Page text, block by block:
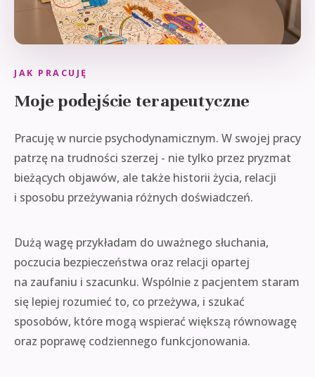
JAK PRACUJĘ
Moje podejście terapeutyczne
Pracuję w nurcie psychodynamicznym. W swojej pracy
patrzę na trudności szerzej - nie tylko przez pryzmat
bieżących objawów, ale także historii życia, relacji
i sposobu przeżywania różnych doświadczeń.
Dużą wagę przykładam do uważnego słuchania,
poczucia bezpieczeństwa oraz relacji opartej
na zaufaniu i szacunku. Wspólnie z pacjentem staram
się lepiej rozumieć to, co przeżywa, i szukać
sposobów, które mogą wspierać większą równowagę
oraz poprawę codziennego funkcjonowania.